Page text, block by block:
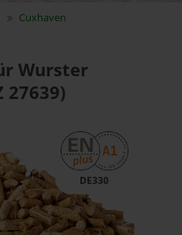
Cuxhaven
Wurster
27639)
DE330